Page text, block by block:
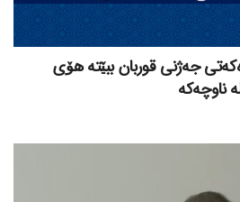
جەژنی قوربان ببێتە هۆی
ناوچەکە